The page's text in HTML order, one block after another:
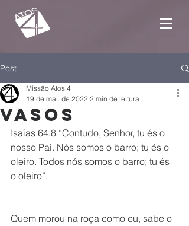
Post
Vasos
Missão Atos 4
19 de mai. de 2022 2 min de leitura
Isaías 64.8 “Contudo, Senhor, tu és o
nosso Pai. Nós somos o barro; tu és o
oleiro. Todos nós somos o barro; tu és
o oleiro”.
Quem morou na roça como eu, sabe o